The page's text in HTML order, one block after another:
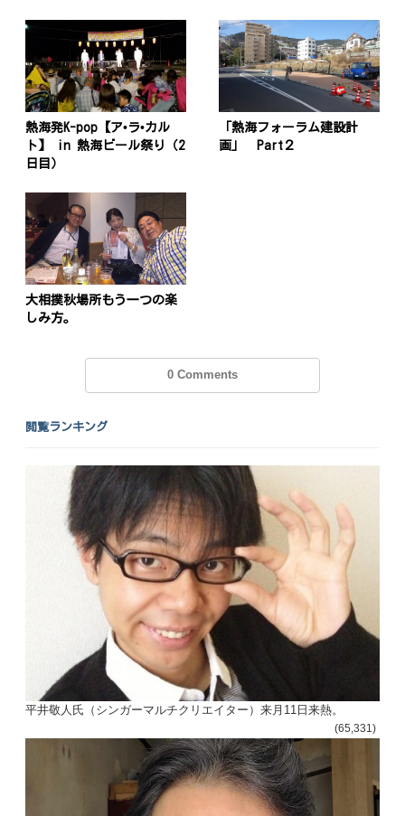
熱海発K-pop【ア•ラ•カル
ト】 in 熱海ビール祭り（2
日目）
「熱海フォーラム建設計
画」 Part２
大相撲秋場所もう一つの楽
しみ方。
0 Comments
閲覧ランキング
平井敬人氏（シンガーマルチクリエイター）来月11日来熱。
(65,331)